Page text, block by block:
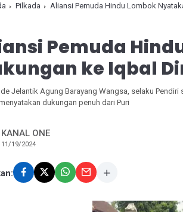
Pilkada Aliansi Pemuda Hindu Lombok
Pemuda
ke Iqbal
Jelantik Agung Barayang Wangsa, selaku
dukungan penuh dari Puri
KANAL ONE
11/19/2024